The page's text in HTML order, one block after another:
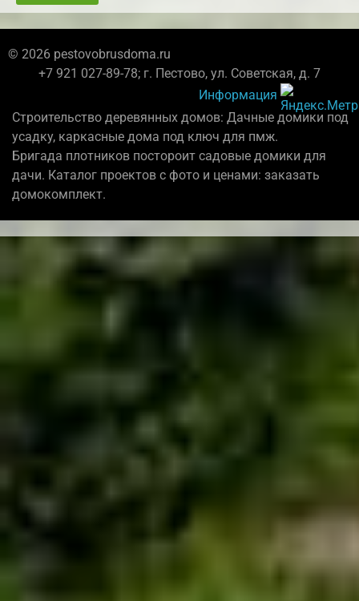
© 2026 pestovobrusdoma.ru
+7 921 027-89-78; г. Пестово, ул. Советская, д. 7
Информация
Строительство деревянных домов: Дачные домики под
усадку, каркасные дома под ключ для пмж.
Бригада плотников постороит садовые домики для
дачи. Каталог проектов с фото и ценами: заказать
домокомплект.